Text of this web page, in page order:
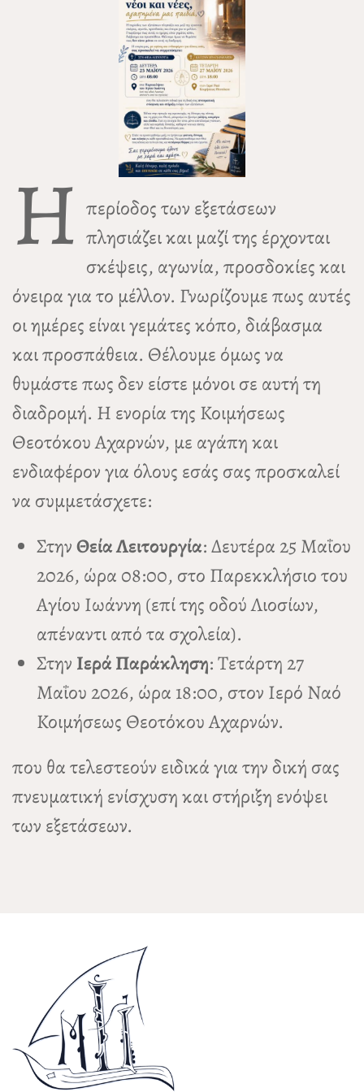
Η περίοδος των εξετάσεων
πλησιάζει και μαζί της έρχονται
σκέψεις, αγωνία, προσδοκίες και
όνειρα για το μέλλον. Γνωρίζουμε πως αυτές
οι ημέρες είναι γεμάτες κόπο, διάβασμα
και προσπάθεια. Θέλουμε όμως να
θυμάστε πως δεν είστε μόνοι σε αυτή τη
διαδρομή. Η ενορία της Κοιμήσεως
Θεοτόκου Αχαρνών, με αγάπη και
ενδιαφέρον για όλους εσάς σας προσκαλεί
να συμμετάσχετε:
ΣτηνΘεία Λειτουργία: Δευτέρα 25 Μαΐου
2026, ώρα 08:00, στο Παρεκκλήσιο του
Αγίου Ιωάννη (επί της οδού Λιοσίων,
απέναντι από τα σχολεία).
Στην Ιερά Παράκληση: Τετάρτη 27
Μαΐου 2026, ώρα 18:00, στον Ιερό Ναό
Κοιμήσεως Θεοτόκου Αχαρνών.
που θα τελεστεούν ειδικά για την δική σας
πνευματική ενίσχυση και στήριξη ενόψει
των εξετάσεων.